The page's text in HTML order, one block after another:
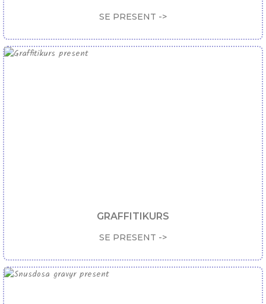
SE PRESENT ->
GRAFFITIKURS
SE PRESENT ->